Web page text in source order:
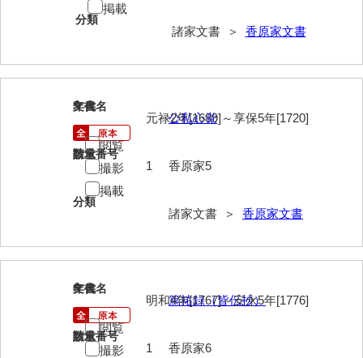
宇野家文書
梅村明文書
浦家文書
江浪家文書
恵良宏収集文書
大田家文書
大谷家文書
分類
諸家文書 ＞ 香原家文書
掲載
5
文書名
公私心覚
請求番号
香原家5
分類
諸家文書 ＞ 香原家文書
年代
元禄2年[1689]～享保5年[1720]
数量
1
閲覧
撮影
掲載
6
文書名
篤祐録（皆伝抄）
請求番号
香原家6
年代
明和4年[1767]～安永5年[1776]
数量
1
閲覧
撮影